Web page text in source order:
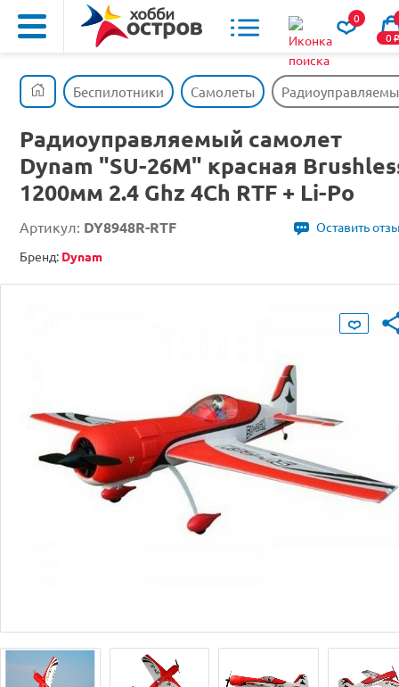
0
0o
Беспилотники Самолеты
Радиоуправляемый самолет
Dynam "SU-26M" красная
1200мм 2.4 Ghz 4Ch RTF + Li-Po
Артикул: DY8948R-RTF
Оставить
Бренд: Dynam